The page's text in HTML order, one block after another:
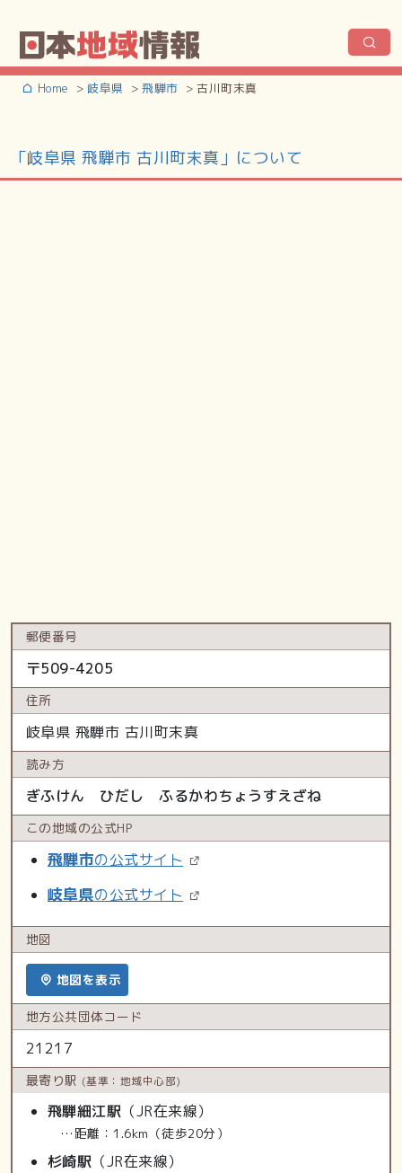
Home 岐阜県 飛騨市 古川町末真
「岐阜県 飛騨市 古川町末真」について
郵便番号
〒509-4205
住所
岐阜県 飛騨市 古川町末真
読み方
ぎふけん ひだし ふるかわちょうすえざね
この地域の公式HP
飛騨市の公式サイト
岐阜県の公式サイト
地図
地図を表示
地方公共団体コード
21217
最寄り駅 (基準：地域中心部)
飛騨細江駅 （JR在来線）
…距離：1.6km（徒歩20分）
杉崎駅 （JR在来線）